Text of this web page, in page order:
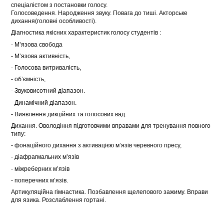
спеціалістом з постановки голосу.
Голосоведення. Народження звуку. Повага до тиші. Акторське
дихання(головні особливості).
Діагностика якісних характеристик голосу студентів :
- М’язова свобода
- М’язова активність,
- Голосова витривалість,
- об’ємність,
- Звуковисотний діапазон.
- Динамічний діапазон.
- Виявлення дикційних та голосових вад.
Дихання. Оволодіння підготовчими вправами для тренування повного
типу:
- фонаційного дихання з активацією м’язів черевного пресу,
- діафрагмальних м’язів
- міжреберних м’язів
- поперечних м’язів.
Артикуляційна гімнастика. Позбавлення щелепового зажиму. Вправи
для язика. Розслаблення гортані.